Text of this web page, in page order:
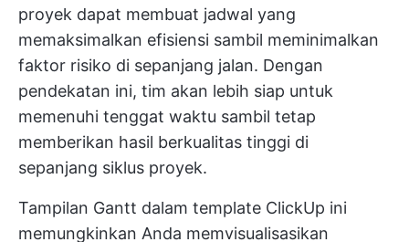
proyek dapat membuat jadwal yang
memaksimalkan efisiensi sambil meminimalkan
faktor risiko di sepanjang jalan. Dengan
pendekatan ini, tim akan lebih siap untuk
memenuhi tenggat waktu sambil tetap
memberikan hasil berkualitas tinggi di
sepanjang siklus proyek.
Tampilan Gantt dalam template ClickUp ini
memungkinkan Anda memvisualisasikan